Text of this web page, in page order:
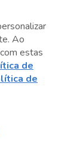
post
Ao
estas
de
de